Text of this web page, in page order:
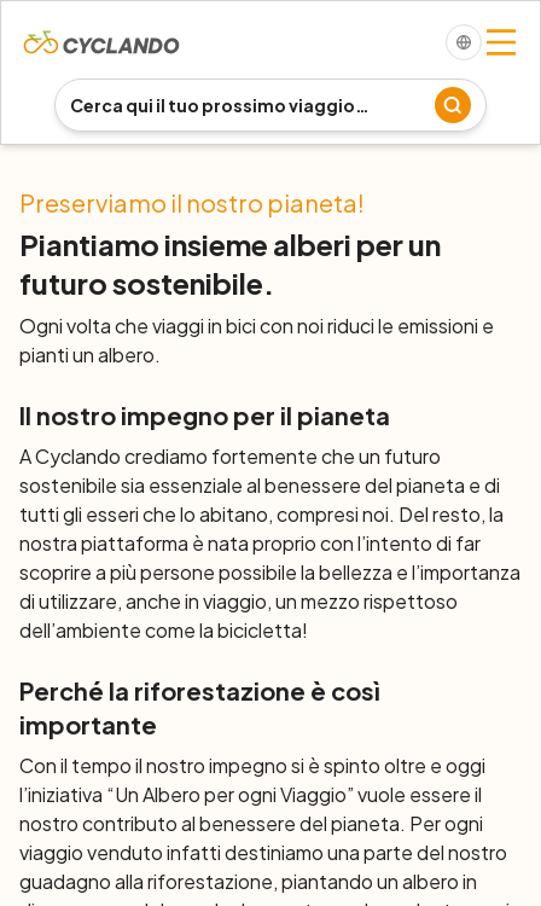
Preserviamo il nostro pianeta!
Piantiamo insieme alberi per un
futuro sostenibile.
Ogni volta che viaggi in bici con noi riduci le emissioni e
pianti un albero.
Il nostro impegno per il pianeta
A Cyclando crediamo fortemente che un futuro
sostenibile sia essenziale al benessere del pianeta e di
tutti gli esseri che lo abitano, compresi noi. Del resto, la
nostra piattaforma è nata proprio con l’intento di far
scoprire a più persone possibile la bellezza e l’importanza
di utilizzare, anche in viaggio, un mezzo rispettoso
dell’ambiente come la bicicletta!
Perché la riforestazione è così
importante
Con il tempo il nostro impegno si è spinto oltre e oggi
l’iniziativa “Un Albero per ogni Viaggio” vuole essere il
nostro contributo al benessere del pianeta. Per ogni
viaggio venduto infatti destiniamo una parte del nostro
guadagno alla riforestazione, piantando un albero in